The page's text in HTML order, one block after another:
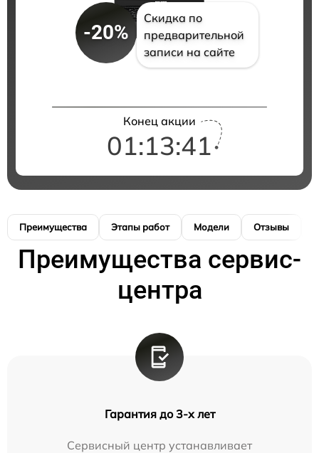
-20%
Скидка по
предварительной
записи на сайте
Конец акции
01:13:40
Преимущества Этапы работ Модели Отзывы
Преимущества сервис-
центра
Гарантия до 3-х лет
Сервисный центр устанавливает